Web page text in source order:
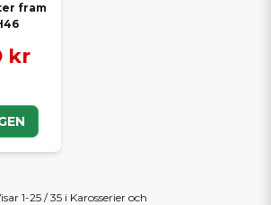
fram
kr
1-25 / 35 i Karosserier och